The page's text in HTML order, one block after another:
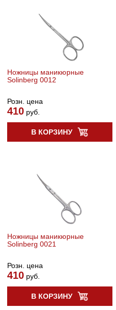
Ножницы маникюрные
Solinberg 0012
Розн. цена
410руб.
В КОРЗИНУ
Ножницы маникюрные
Solinberg 0021
Розн. цена
410руб.
В КОРЗИНУ